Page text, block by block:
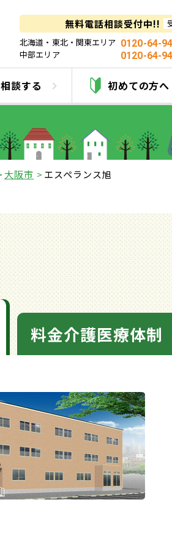
無料電話相談受付中!!
北海道・東北・関東エリア 0120-64-
中部エリア
0120-64-
相談する 初めての方へ
エス
大阪市 エスペランス旭
料金介護医療体制